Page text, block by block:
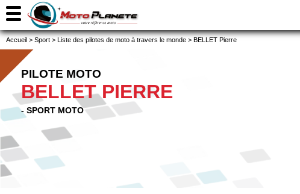
Accueil > Sport > Liste des pilotes de moto à travers le monde > BELLET Pierre
PILOTE MOTO
BELLET PIERRE
- SPORT MOTO